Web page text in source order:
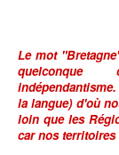
Le mot
quelconque
indépendantisme.
la langue) d'où
loin que les
car nos